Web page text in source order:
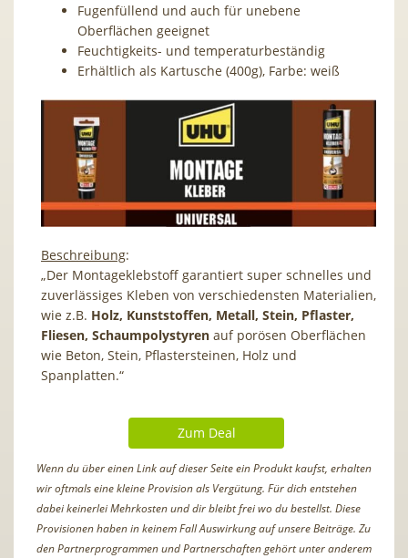
Fugenfüllend und auch für unebene
Oberflächen geeignet
Feuchtigkeits- und temperaturbeständig
Erhältlich als Kartusche (400g), Farbe: weiß
Beschreibung:
„Der Montageklebstoff garantiert super schnelles und
zuverlässiges Kleben von verschiedensten Materialien,
wie z.B. Holz, Kunststoffen, Metall, Stein, Pflaster,
Fliesen, Schaumpolystyren auf porösen Oberflächen
wie Beton, Stein, Pflastersteinen, Holz und
Spanplatten.“
Zum Deal
Wenn du über einen Link auf dieser Seite ein Produkt kaufst, erhalten
wir oftmals eine kleine Provision als Vergütung. Für dich entstehen
dabei keinerlei Mehrkosten und dir bleibt frei wo du bestellst. Diese
Provisionen haben in keinem Fall Auswirkung auf unsere Beiträge. Zu
den Partnerprogrammen und Partnerschaften gehört unter anderem